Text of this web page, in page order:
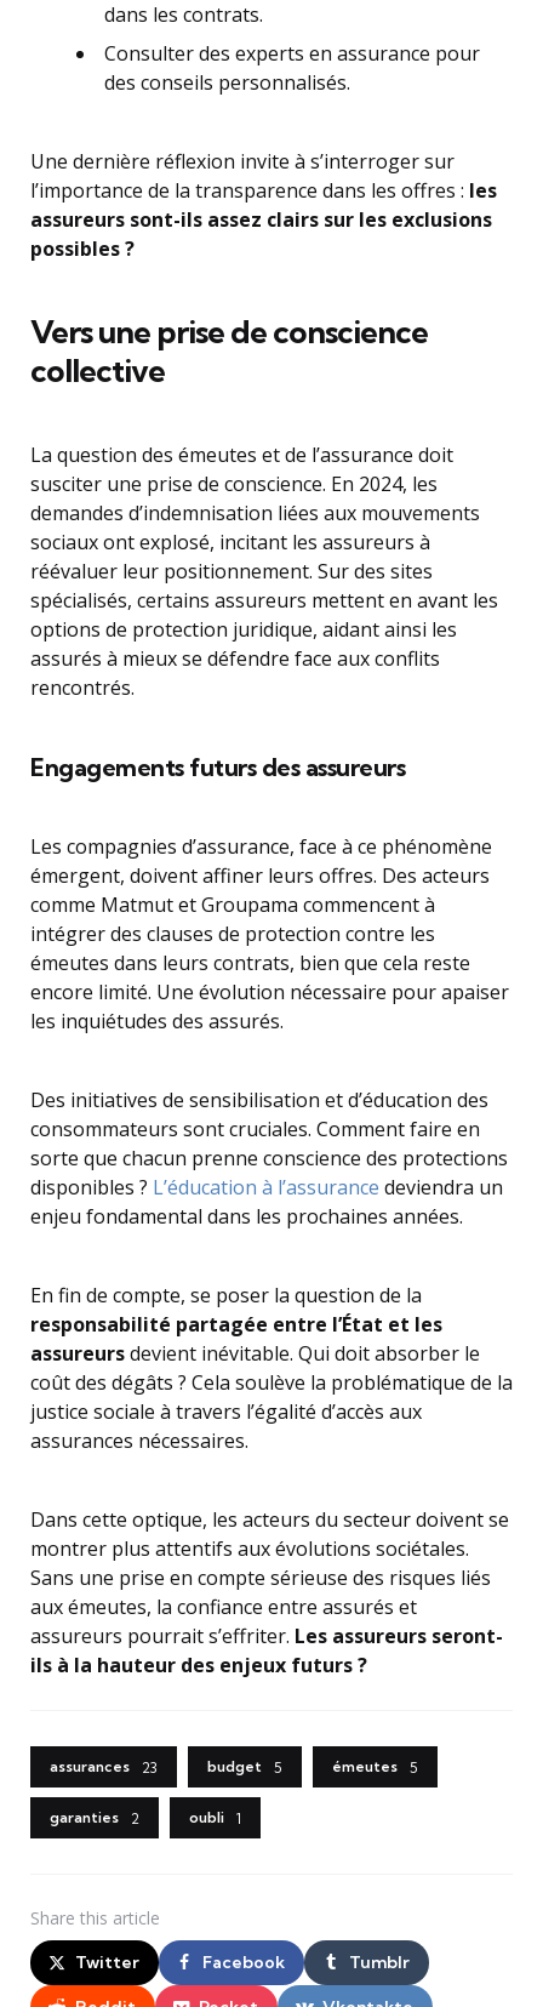
dans les contrats.
Consulter des experts en assurance pour
des conseils personnalisés.
Une dernière réflexion invite à s’interroger sur
l’importance de la transparence dans les offres : les
assureurs sont-ils assez clairs sur les exclusions
possibles ?
Vers une prise de conscience
collective
La question des émeutes et de l’assurance doit
susciter une prise de conscience. En 2024, les
demandes d’indemnisation liées aux mouvements
sociaux ont explosé, incitant les assureurs à
réévaluer leur positionnement. Sur des sites
spécialisés, certains assureurs mettent en avant les
options de protection juridique, aidant ainsi les
assurés à mieux se défendre face aux conflits
rencontrés.
Engagements futurs des assureurs
Les compagnies d’assurance, face à ce phénomène
émergent, doivent affiner leurs offres. Des acteurs
comme Matmut et Groupama commencent à
intégrer des clauses de protection contre les
émeutes dans leurs contrats, bien que cela reste
encore limité. Une évolution nécessaire pour apaiser
les inquiétudes des assurés.
Des initiatives de sensibilisation et d’éducation des
consommateurs sont cruciales. Comment faire en
sorte que chacun prenne conscience des protections
disponibles ? L’éducation à l’assurance deviendra un
enjeu fondamental dans les prochaines années.
En fin de compte, se poser la question de la
responsabilité partagée entre l’État et les
assureursdevient inévitable. Qui doit absorber le
coût des dégâts ? Cela soulève la problématique de la
justice sociale à travers l’égalité d’accès aux
assurances nécessaires.
Dans cette optique, les acteurs du secteur doivent se
montrer plus attentifs aux évolutions sociétales.
Sans une prise en compte sérieuse des risques liés
aux émeutes, la confiance entre assurés et
assureurs pourrait s’effriter. Les assureurs seront-
ils à la hauteur des enjeux futurs ?
assurances 23 budget 5 émeutes 5
garanties 2 oubli 1
Share this article
Twitter Facebook Tumblr